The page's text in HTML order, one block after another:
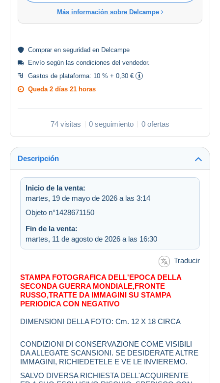
Más información sobre Delcampe
Comprar en seguridad en Delcampe
Envío según las condiciones del vendedor.
Gastos de plataforma: 10 % + 0,30 €
Queda 2 días 21 horas
74 visitas 0 seguimiento 0 ofertas
Descripción
Inicio de la venta:
martes, 19 de mayo de 2026 a las 3:14
Objeto n°1428671150
Fin de la venta:
martes, 11 de agosto de 2026 a las 16:30
Traducir
STAMPA FOTOGRAFICA DELL'EPOCA DELLA
SECONDA GUERRA MONDIALE,FRONTE
RUSSO,TRATTE DA IMMAGINI SU STAMPA
PERIODICA CON NEGATIVO
DIMENSIONI DELLA FOTO: Cm. 12 X 18 CIRCA
CONDIZIONI DI CONSERVAZIONE COME VISIBILI
DA ALLEGATE SCANSIONI. SE DESIDERATE ALTRE
IMMAGINI, RICHIEDETELE E VE LE INVIEREMO.
SALVO DIVERSA RICHIESTA DELL'ACQUIRENTE